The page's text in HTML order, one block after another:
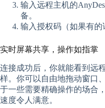
输入远程主机的
备。
输入授权码（如果有的
实时屏幕共享，操作如指掌
连接成功后，你就能看到远
样。你可以自由地拖动窗口
于一些需要精确操作的场合
速度令人满意。